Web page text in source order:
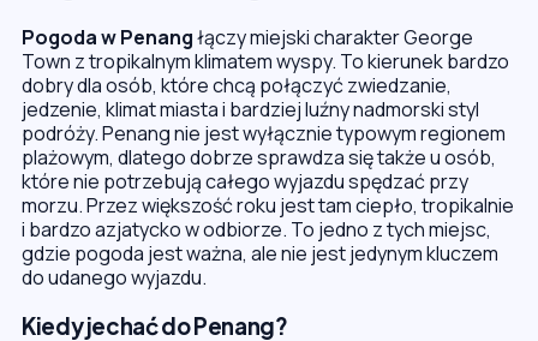
Pogoda w Penangłączy miejski charakter George
Town z tropikalnym klimatem wyspy. To kierunek bardzo
dobry dla osób, które chcą połączyć zwiedzanie,
jedzenie, klimat miasta i bardziej luźny nadmorski styl
podróży. Penang nie jest wyłącznie typowym regionem
plażowym, dlatego dobrze sprawdza się także u osób,
które nie potrzebują całego wyjazdu spędzać przy
morzu. Przez większość roku jest tam ciepło, tropikalnie
i bardzo azjatycko w odbiorze. To jedno z tych miejsc,
gdzie pogoda jest ważna, ale nie jest jedynym kluczem
do udanego wyjazdu.
Kiedy jechać do Penang?